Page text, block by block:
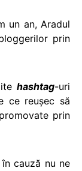
un an, Aradul
prin
hashtag-uri
ce reuşec să
prin
cauză nu ne